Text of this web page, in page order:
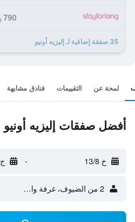
790 ﷼
35 صفقة إضافية لـ إليزيه أونيو
لمحة عن التقييمات فنادق مشابهة
أفضل صفقات إليزيه أونيو
خ 13/8 - ج 14/8
2 من الضيوف، غرفة واحدة